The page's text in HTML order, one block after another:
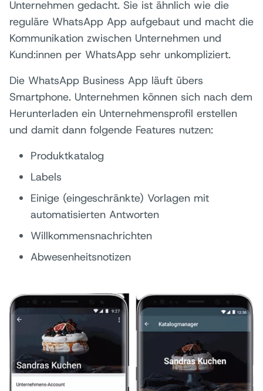
Unternehmen gedacht. Sie ist ähnlich wie die
reguläre WhatsApp App aufgebaut und macht die
Kommunikation zwischen Unternehmen und
Kund:innen per WhatsApp sehr unkompliziert.
Die WhatsApp Business App läuft übers
Smartphone. Unternehmen können sich nach dem
Herunterladen ein Unternehmensprofil erstellen
und damit dann folgende Features nutzen:
Produktkatalog
Labels
Einige (eingeschränkte) Vorlagen mit
automatisierten Antworten
Willkommensnachrichten
Abwesenheitsnotizen